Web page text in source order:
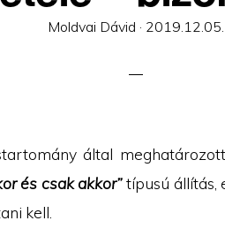
Moldvai Dávid · Posted
2019.12.05.
által
és csak akkor”típusú állítás,
kell.